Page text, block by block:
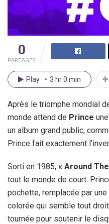
0
PARTAGES
Play 3 hr 0 min
Après le triomphe mondial
monde attend de Prince
un album grand public,
Prince fait exactement
Sorti en 1985, « Around
tout le monde de court.
pochette, remplacée par
colorée qui semble tout
tournée pour soutenir le